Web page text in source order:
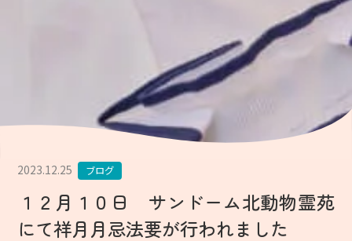
2023.12.25 ブログ
１２月１０日 サンドーム北動物霊苑
にて祥月月忌法要が行われました